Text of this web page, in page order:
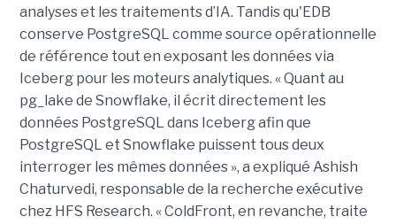
analyses et les traitements d’IA. Tandis qu'EDB
conserve PostgreSQL comme source opérationnelle
de référence tout en exposant les données via
Iceberg pour les moteurs analytiques. « Quant au
pg_lake de Snowflake, il écrit directement les
données PostgreSQL dans Iceberg afin que
PostgreSQL et Snowflake puissent tous deux
interroger les mêmes données », a expliqué Ashish
Chaturvedi, responsable de la recherche exécutive
chez HFS Research. « ColdFront, en revanche, traite